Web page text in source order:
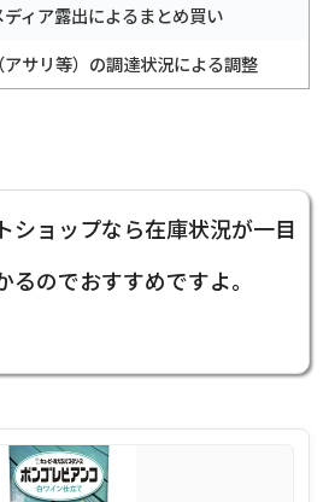
ィア露出によるまとめ買い
アサリ等）の調達状況による調整
ショップなら在庫状況が一目
るのでおすすめですよ。